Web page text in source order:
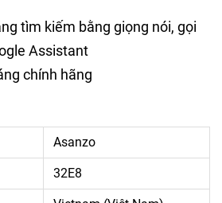
tìm kiếm bằng giọng nói, gọi
Assistant
chính hãng
Asanzo
32E8